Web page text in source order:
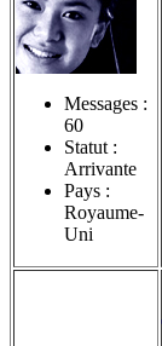
Messages :
60
Statut :
Arrivante
Pays :
Royaume-
Uni